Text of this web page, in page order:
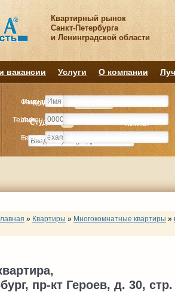
Квартирный рынок
Санкт-Петербурга
и Ленинградской области
вакансии Услуги О компании
Комнату
Студия Комнат
Комнату
Студия Комнат
Имя
Телефон
E-mail
Фамилия
Имя
Телефон
» Квартиры » Многокомнатные квартиры »
пр-кт Героев, д. 30, стр.